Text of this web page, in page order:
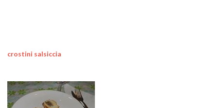
crostini salsiccia